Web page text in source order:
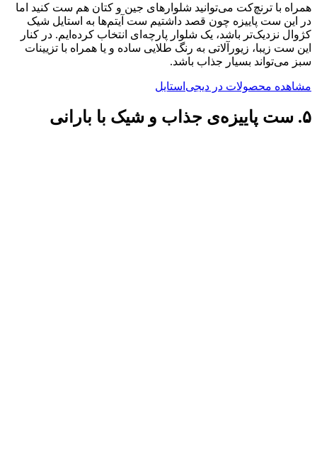
همراه با ترنچ‌کت می‌توانید شلوار‌های جین و کتان هم ست کنید اما
در این ست پاییزه چون قصد داشتیم ست آیتم‌ها به استایل شیک
کژوال نزدیک‌تر باشد، یک شلوار پارچه‌ای انتخاب کرده‌ایم. در کنار
این ست زیبا، زیورآلاتی به رنگ طلایی ساده و یا همراه با تزیینات
سبز می‌تواند بسیار جذاب باشد.
مشاهده محصولات در دیجی‌استایل
۵. ست پاییزه‌ی جذاب و شیک با بارانی